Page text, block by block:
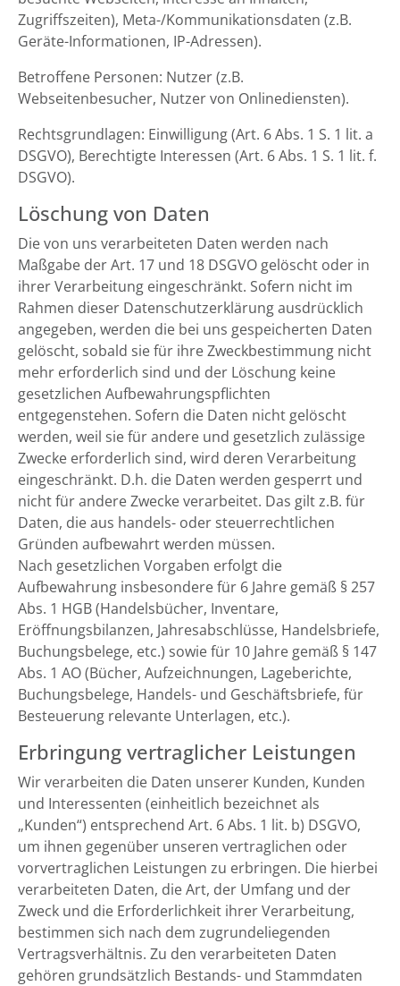
Zugriffszeiten), Meta-/Kommunikationsdaten (z.B.
Geräte-Informationen, IP-Adressen).
Betroffene Personen: Nutzer (z.B.
Webseitenbesucher, Nutzer von Onlinediensten).
Rechtsgrundlagen: Einwilligung (Art. 6 Abs. 1 S. 1 lit. a
DSGVO), Berechtigte Interessen (Art. 6 Abs. 1 S. 1 lit. f.
DSGVO).
Löschung von Daten
Die von uns verarbeiteten Daten werden nach
Maßgabe der Art. 17 und 18 DSGVO gelöscht oder in
ihrer Verarbeitung eingeschränkt. Sofern nicht im
Rahmen dieser Datenschutzerklärung ausdrücklich
angegeben, werden die bei uns gespeicherten Daten
gelöscht, sobald sie für ihre Zweckbestimmung nicht
mehr erforderlich sind und der Löschung keine
gesetzlichen Aufbewahrungspflichten
entgegenstehen. Sofern die Daten nicht gelöscht
werden, weil sie für andere und gesetzlich zulässige
Zwecke erforderlich sind, wird deren Verarbeitung
eingeschränkt. D.h. die Daten werden gesperrt und
nicht für andere Zwecke verarbeitet. Das gilt z.B. für
Daten, die aus handels- oder steuerrechtlichen
Gründen aufbewahrt werden müssen.
Nach gesetzlichen Vorgaben erfolgt die
Aufbewahrung insbesondere für 6 Jahre gemäß § 257
Abs. 1 HGB (Handelsbücher, Inventare,
Eröffnungsbilanzen, Jahresabschlüsse, Handelsbriefe,
Buchungsbelege, etc.) sowie für 10 Jahre gemäß § 147
Abs. 1 AO (Bücher, Aufzeichnungen, Lageberichte,
Buchungsbelege, Handels- und Geschäftsbriefe, für
Besteuerung relevante Unterlagen, etc.).
Erbringung vertraglicher Leistungen
Wir verarbeiten die Daten unserer Kunden, Kunden
und Interessenten (einheitlich bezeichnet als
„Kunden“) entsprechend Art. 6 Abs. 1 lit. b) DSGVO,
um ihnen gegenüber unseren vertraglichen oder
vorvertraglichen Leistungen zu erbringen. Die hierbei
verarbeiteten Daten, die Art, der Umfang und der
Zweck und die Erforderlichkeit ihrer Verarbeitung,
bestimmen sich nach dem zugrundeliegenden
Vertragsverhältnis. Zu den verarbeiteten Daten
gehören grundsätzlich Bestands- und Stammdaten